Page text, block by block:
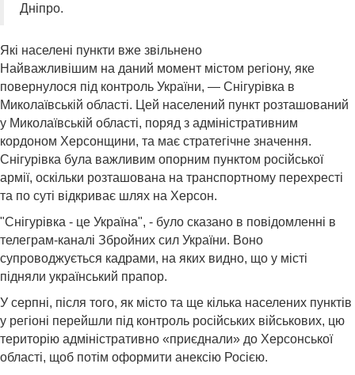
Дніпро.
Які населені пункти вже звільнено
Найважливішим на даний момент містом регіону, яке
повернулося під контроль України, — Снігурівка в
Миколаївській області. Цей населений пункт розташований
у Миколаївській області, поряд з адміністративним
кордоном Херсонщини, та має стратегічне значення.
Снігурівка була важливим опорним пунктом російської
армії, оскільки розташована на транспортному перехресті
та по суті відкриває шлях на Херсон.
"Снігурівка - це Україна", - було сказано в повідомленні в
телеграм-каналі Збройних сил України. Воно
супроводжується кадрами, на яких видно, що у місті
підняли український прапор.
У серпні, після того, як місто та ще кілька населених пунктів
у регіоні перейшли під контроль російських військових, цю
територію адміністративно «приєднали» до Херсонської
області, щоб потім оформити анексію Росією.